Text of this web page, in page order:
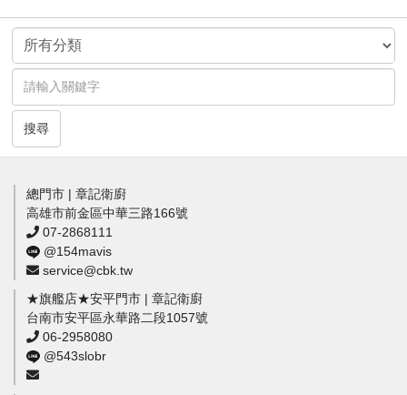
搜尋
總門市 | 章記衛廚
高雄市前金區中華三路166號
07-2868111
@154mavis
service@cbk.tw
★旗艦店★安平門市 | 章記衛廚
台南市安平區永華路二段1057號
06-2958080
@543slobr